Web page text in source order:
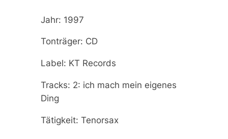
Jahr: 1997
Tonträger: CD
Label: KT Records
Tracks: 2: ich mach mein eigenes
Ding
Tätigkeit: Tenorsax